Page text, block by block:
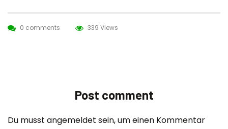
0 comments 339 Views
Post comment
Du musst angemeldet sein, um einen Kommentar